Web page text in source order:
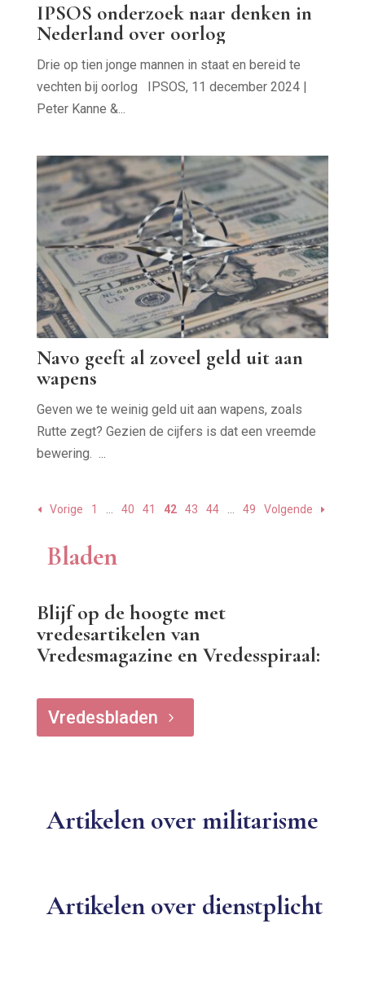
IPSOS onderzoek naar denken in
Nederland over oorlog
Drie op tien jonge mannen in staat en bereid te
vechten bij oorlog IPSOS, 11 december 2024 |
Peter Kanne &...
Navo geeft al zoveel geld uit aan
wapens
Geven we te weinig geld uit aan wapens, zoals
Rutte zegt? Gezien de cijfers is dat een vreemde
bewering. ...
Vorige 1 … 40 41 42 43 44 … 49 Volgende
Bladen
Blijf op de hoogte met
vredesartikelen van
Vredesmagazine en Vredesspiraal:
5
Vredesbladen
Artikelen over militarisme
Artikelen over dienstplicht